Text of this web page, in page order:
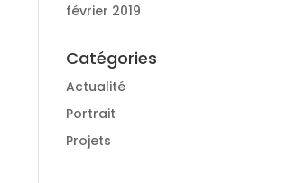
février 2019
Catégories
Actualité
Portrait
Projets